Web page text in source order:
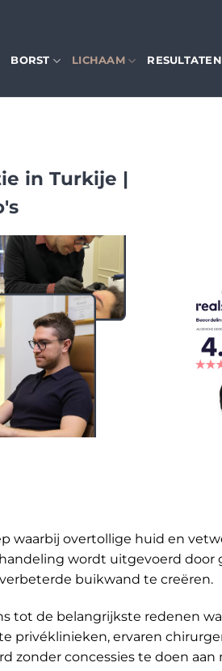
BORST LICHAAM RESULTATEN
in Turkije |
waarbij overtollige huid en
wordt uitgevoerd door
buikwand te creëren.
tot de belangrijkste redenen
privéklinieken, ervaren
zonder concessies te doen